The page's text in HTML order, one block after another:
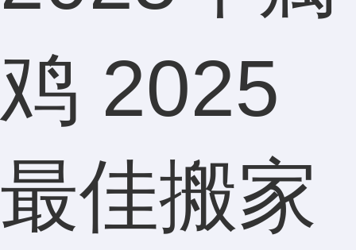
个号码
我用了
鸡 2025
最佳搬家